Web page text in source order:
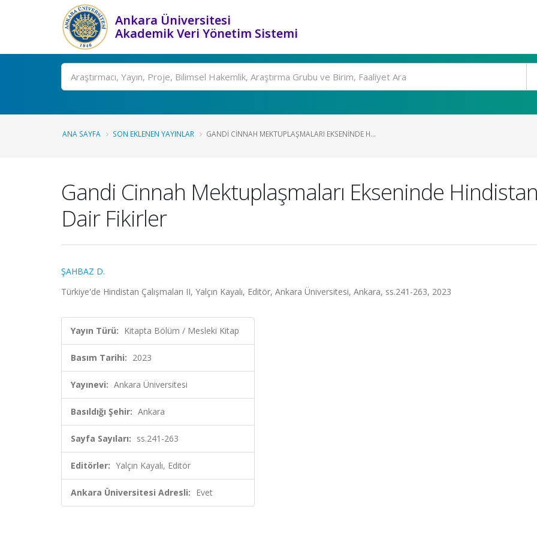
Ankara Üniversitesi
Akademik Veri Yönetim Sistemi
Ara
ANA SAYFA SON EKLENEN YAYINLAR GANDI CINNAH MEKTUPLAŞMALARI EKSENINDE H...
Gandi Cinnah Mektuplaşmaları Ekseninde
Dair Fikirler
ŞAHBAZ D.
Türkiye'de Hindistan Çalışmaları II, Yalçın Kayalı, Editör, Ankara Üniversitesi, Ankara, ss.241-263, 2023
Yayın Türü: Kitapta Bölüm / Mesleki Kitap
Basım Tarihi: 2023
Yayınevi: Ankara Üniversitesi
Basıldığı Şehir: Ankara
Sayfa Sayıları: ss.241-263
Editörler: Yalçın Kayalı, Editör
Ankara Üniversitesi Adresli: Evet